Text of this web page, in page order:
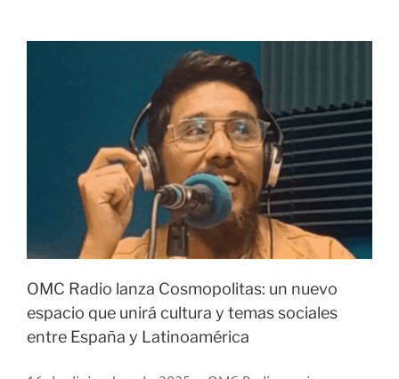
OMC Radio lanza Cosmopolitas: un nuevo
espacio que unirá cultura y temas sociales
entre España y Latinoamérica